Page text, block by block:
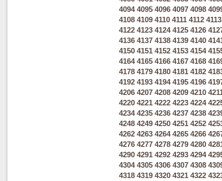
4094 4095 4096 4097 4098
4108 4109 4110 4111 4112 4113
4122 4123 4124 4125 4126
4136 4137 4138 4139 4140
4150 4151 4152 4153 4154
4164 4165 4166 4167 4168
4178 4179 4180 4181 4182
4192 4193 4194 4195 4196
4206 4207 4208 4209 4210
4220 4221 4222 4223 4224
4234 4235 4236 4237 4238
4248 4249 4250 4251 4252
4262 4263 4264 4265 4266
4276 4277 4278 4279 4280
4290 4291 4292 4293 4294
4304 4305 4306 4307 4308
4318 4319 4320 4321 4322